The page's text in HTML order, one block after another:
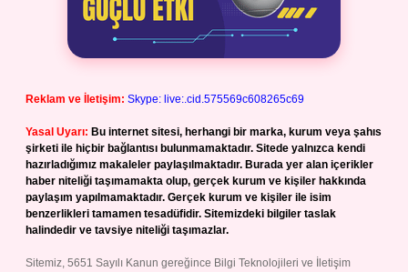
Reklam ve İletişim: Skype: live:.cid.575569c608265c69
Yasal Uyarı: Bu internet sitesi, herhangi bir marka, kurum veya şahıs
şirketi ile hiçbir bağlantısı bulunmamaktadır. Sitede yalnızca kendi
hazırladığımız makaleler paylaşılmaktadır. Burada yer alan içerikler
haber niteliği taşımamakta olup, gerçek kurum ve kişiler hakkında
paylaşım yapılmamaktadır. Gerçek kurum ve kişiler ile isim
benzerlikleri tamamen tesadüfidir. Sitemizdeki bilgiler taslak
halindedir ve tavsiye niteliği taşımazlar.
Sitemiz, 5651 Sayılı Kanun gereğince Bilgi Teknolojileri ve İletişim